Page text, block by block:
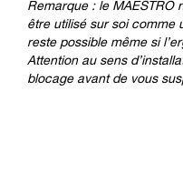
Nous donnons
liées à votre
que nous ne
Remarque : le MAESTRO
être utilisé sur soi comme
reste possible même si
Attention au sens
blocage avant de vous